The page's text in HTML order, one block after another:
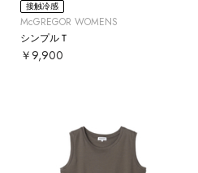
接触冷感
McGREGOR WOMENS
シンプルＴ
￥9,900